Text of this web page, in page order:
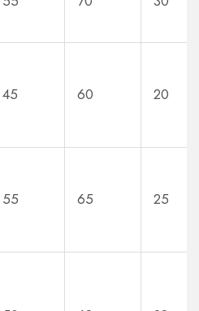
45 60 20
55 65 25